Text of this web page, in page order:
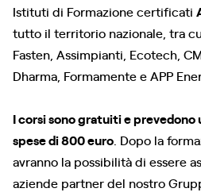
Istituti di Formazione certificati
tutto il territorio nazionale, tra
Fasten, Assimpianti, Ecotech,
Dharma, Formamente e APP
I corsi sono gratuiti e prevedono
spese di 800 euro . Dopo la
avranno la possibilità di essere
aziende partner del nostro